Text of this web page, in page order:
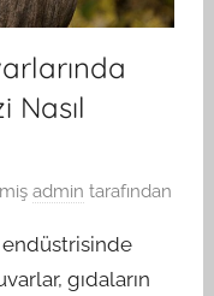
Nasıl
admin tarafından
endüstrisinde
gıdaların